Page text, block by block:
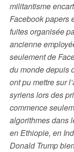
militantisme
Facebook papers
fuites organisée
ancienne
seulement de
du monde depuis
ont pu mettre sur
syriens lors des
commence
algorithmes dans
en Ethiopie, en
Donald Trump